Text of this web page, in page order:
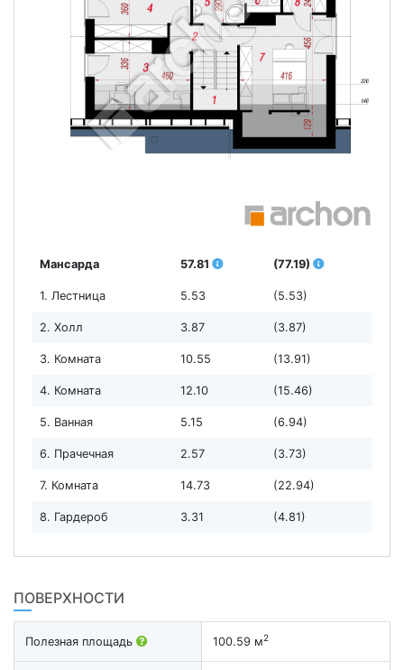
Мансарда 57.81 (77.19)
1. Лестница 5.53 (5.53)
2. Холл 3.87 (3.87)
3. Комната 10.55 (13.91)
4. Комната 12.10 (15.46)
5. Ванная 5.15 (6.94)
6. Прачечная 2.57 (3.73)
7. Комната 14.73 (22.94)
8. Гардероб 3.31 (4.81)
ПОВЕРХНОСТИ
Полезная площадь 100.59 м2